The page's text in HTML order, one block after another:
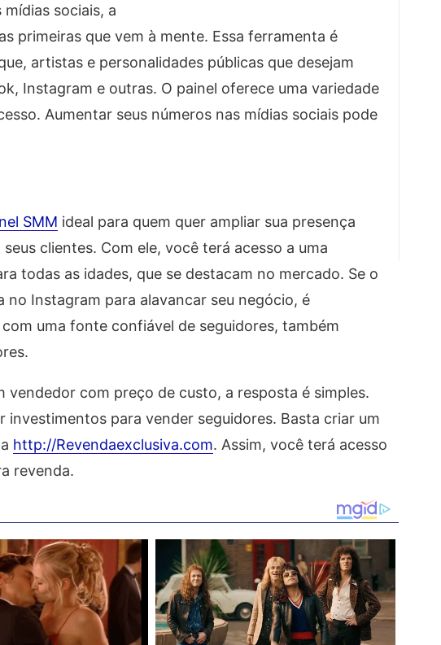
sociais, a
primeiras que vem à mente. Essa ferramenta é
artistas e personalidades públicas que desejam
Instagram e outras. O painel oferece uma variedade
Aumentar seus números nas mídias sociais pode
SMM ideal para quem quer ampliar sua presença
clientes. Com ele, você terá acesso a uma
todas as idades, que se destacam no mercado. Se o
Instagram para alavancar seu negócio, é
uma fonte confiável de seguidores, também
com preço de custo, a resposta é simples.
para vender seguidores. Basta criar um
http://Revendaexclusiva.com. Assim, você terá acesso
revenda.